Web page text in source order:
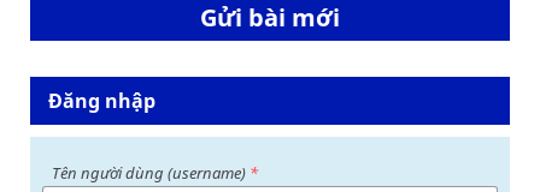
Gửi bài mới
Đăng nhập
Tên người dùng (username) *